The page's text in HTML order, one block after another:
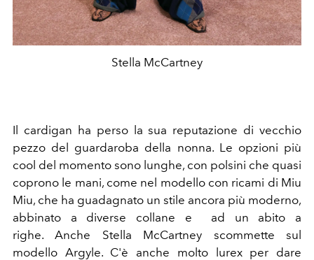
Stella McCartney
Il cardigan ha perso la sua reputazione di vecchio
pezzo del guardaroba della nonna. Le opzioni più
cool del momento sono lunghe, con polsini che quasi
coprono le mani, come nel modello con ricami di Miu
Miu, che ha guadagnato un stile ancora più moderno,
abbinato a diverse collane e ad un abito a
righe. Anche Stella McCartney scommette sul
modello Argyle. C'è anche molto lurex per dare